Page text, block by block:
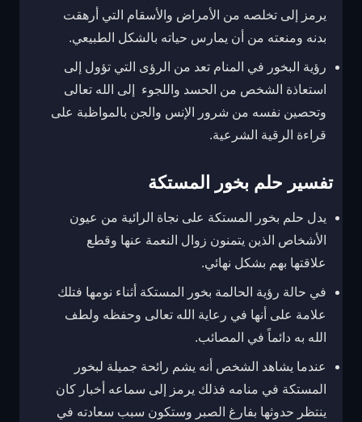
يرمز إلى تخلصه من الأمراض والأسقام التي أرهقت
بدنه ومنعته من أن يمارس حياته بالشكل الطبيعي.
رؤية البخور في المنام تعد من الرؤى التي تؤول إلى
استعاذة الشخص من الحسد واللجوء إلى الله تعالى
وتحصين نفسه من شرور الإنس والجن بالمواظبة على
قراءة الرقية الشرعية.
تفسير حلم بخور المستكة
يدل حلم بخور المستكة على نجاة الرائية من عيون
الأشخاص الذين يتمنون زوال النعمة عنها وقطع
علاقتها بهم بشكل نهائي.
في حالة رؤية الحالمة بخور المستكة أثناء نومها فتلك
علامة على أنها في رعاية الله تعالى وحفظه ولطف
الله به دائماً في المصائب.
عندما يشاهد الشخص أنه يشم رائحة جميلة لبخور
المستكة في منامه فذلك يرمز إلى سماعه أخبار كان
ينتظر حدوثها بفارغ الصبر وستكون سبب سعادته في